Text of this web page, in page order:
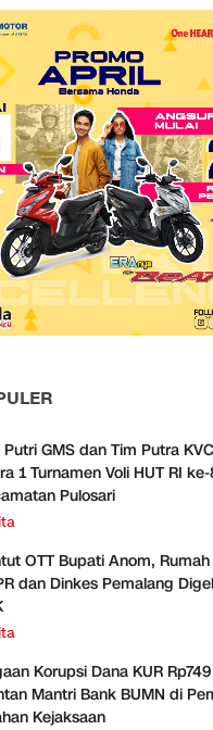
Putri GMS dan Tim Putra
1 Turnamen Voli HUT RI
Pulosari
OTT Bupati Anom,
dan Dinkes Pemalang
Korupsi Dana KUR
Mantri Bank BUMN di
Kejaksaan